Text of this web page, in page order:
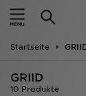
Startseite
GRIID
10 Produkte
Startseite
Marken